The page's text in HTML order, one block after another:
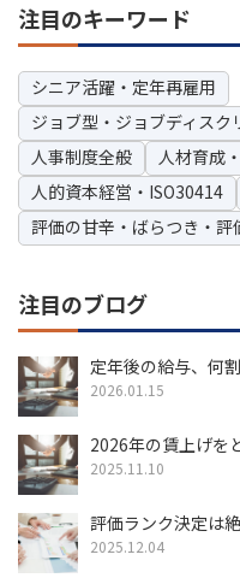
注目のキーワード
シニア活躍・定年再雇用
ジョブ型・ジョブディスク
人事制度全般
人材育成
人的資本経営・ISO30414
評価の甘辛・ばらつき・評
注目のブログ
定年後の給与、何
2026.01.15
2026年の賃上げを
2025.11.10
評価ランク決定は
2025.12.04